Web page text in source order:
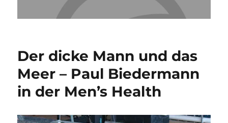
Der dicke Mann und das
Meer – Paul Biedermann
in der Men’s Health